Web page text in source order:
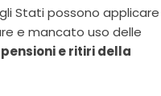
Stati possono applicare
e mancato uso delle
e ritiri della